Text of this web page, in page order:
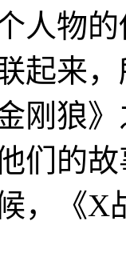
人物
起来
刚狼
们的
，《X